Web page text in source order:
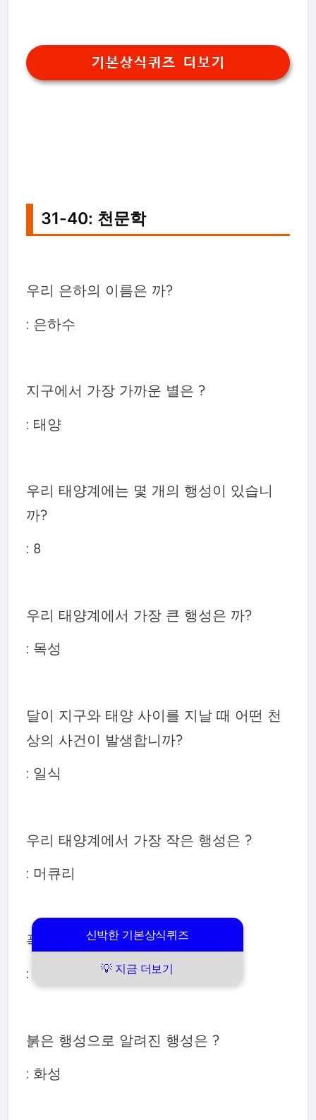
기본상식퀴즈 더보기
31-40: 천문학
우리 은하의 이름은 까?
: 은하수
지구에서 가장 가까운 별은 ?
: 태양
우리 태양계에는 몇 개의 행성이 있습니
까?
: 8
우리 태양계에서 가장 큰 행성은 까?
: 목성
달이 지구와 태양 사이를 지날 때 어떤 천
상의 사건이 발생합니까?
: 일식
우리 태양계에서 가장 작은 행성은 ?
: 머큐리
폭발한 별을 뭐라고 부르나요?
: 초신성
붉은 행성으로 알려진 행성은 ?
: 화성
신박한 기본상식퀴즈
💡 지금 더보기